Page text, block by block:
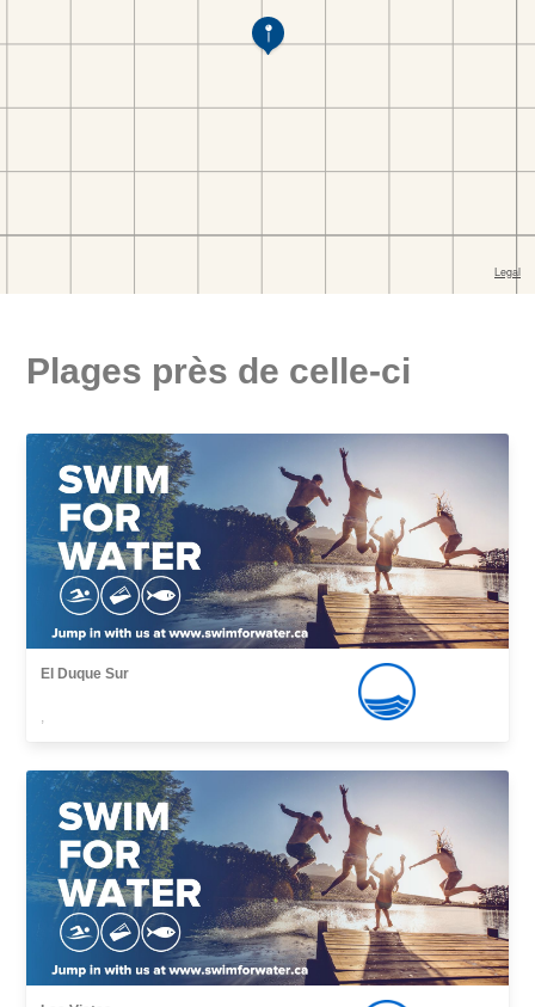
Plages près de celle-ci
El Duque Sur
,